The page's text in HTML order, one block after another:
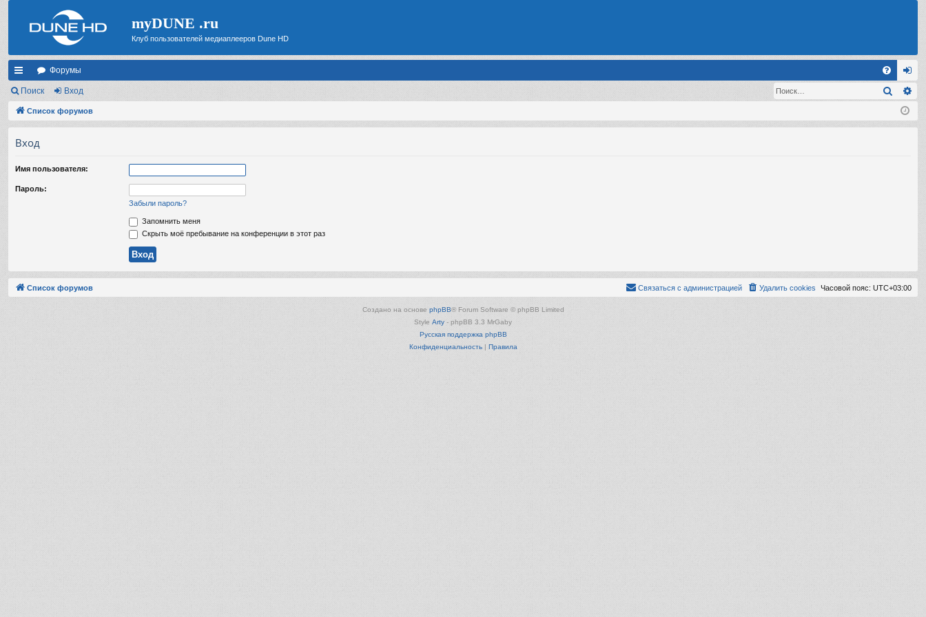
myDUNE .ru
Клуб пользователей медиаплееров Dune HD
с
ы
Форумы
FA хо
д
Поиск Вход Поиск
Список форумов
Вход
Имя пользователя:
Пароль:
Забыли пароль?
Запомнить меня
Скрыть моё пребывание на конференции в этот раз
Список форумов Часовой пояс: UTC+03:00
Удалить cookies
Связаться с администрацией
Создано на основе phpBB® Forum Software © phpBB Limited
Style Arty - phpBB 3.3 MrGaby
Русская поддержка phpBB
Конфиденциальность| Правила